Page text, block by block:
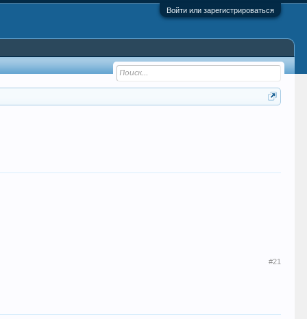
Войти или зарегистрироваться
#21